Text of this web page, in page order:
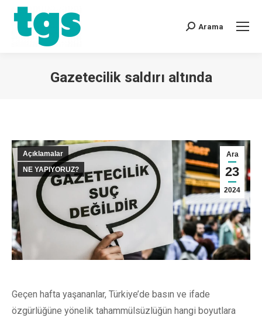
Arama
Gazetecilik saldırı altında
Ara
23
2024
Açıklamalar
NE YAPIYORUZ?
Geçen hafta yaşananlar, Türkiye’de basın ve ifade
özgürlüğüne yönelik tahammülsüzlüğün hangi boyutlara